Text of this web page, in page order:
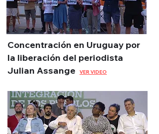
Concentración en Uruguay por
la liberación del periodista
Julian Assange
VER VIDEO